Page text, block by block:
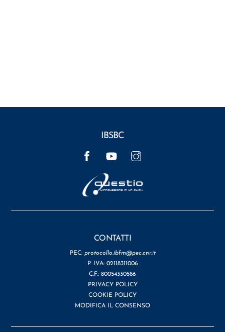
IBSBC
CONTATTI
PEC: protocollo.ibfm@pec.cnr.it
P. IVA: 02118311006
C.F.: 80054330586
PRIVACY POLICY
COOKIE POLICY
MODIFICA IL CONSENSO